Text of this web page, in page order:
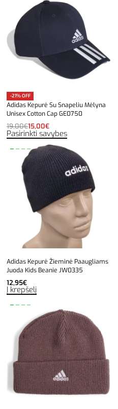
-21% OFF
Adidas Kepurė Su Snapeliu Mėlyna
Unisex Cotton Cap GE0750
19,00€15,00€
Pasirinkti savybes
Adidas Kepurė Žieminė Paaugliams
Juoda Kids Beanie JW0335
12,95€
Į krepšelį